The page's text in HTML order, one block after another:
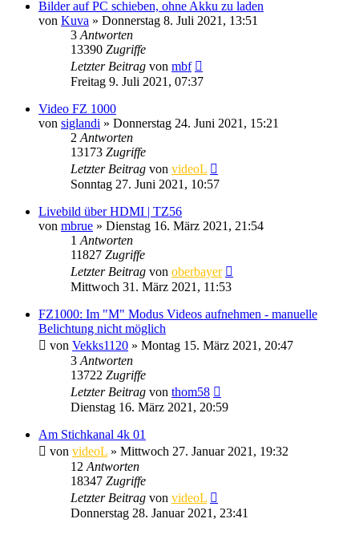
Bilder auf PC schieben, ohne Akku zu laden
von Kuva » Donnerstag 8. Juli 2021, 13:51
3 Antworten
13390 Zugriffe
Letzter Beitrag von mbf
Freitag 9. Juli 2021, 07:37
Video FZ 1000
von siglandi » Donnerstag 24. Juni 2021, 15:21
2 Antworten
13173 Zugriffe
Letzter Beitrag von videoL
Sonntag 27. Juni 2021, 10:57
Livebild über HDMI | TZ56
von mbrue » Dienstag 16. März 2021, 21:54
1 Antworten
11827 Zugriffe
Letzter Beitrag von oberbayer
Mittwoch 31. März 2021, 11:53
FZ1000: Im "M" Modus Videos aufnehmen - manuelle
Belichtung nicht möglich
von Vekks1120 » Montag 15. März 2021, 20:47
3 Antworten
13722 Zugriffe
Letzter Beitrag von thom58
Dienstag 16. März 2021, 20:59
Am Stichkanal 4k 01
von videoL » Mittwoch 27. Januar 2021, 19:32
12 Antworten
18347 Zugriffe
Letzter Beitrag von videoL
Donnerstag 28. Januar 2021, 23:41